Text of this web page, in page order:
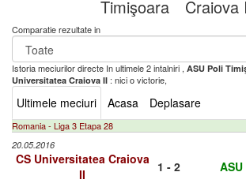
Timişoara
Craiova
Comparatie rezultate in
Istoria meciurilor directe In ultimele 2 intalniri , ASU Poli
Universitatea Craiova II : nici o victorie,
Ultimele meciuri Acasa Deplasare
Romania - Liga 3 Etapa 28
20.05.2016
CS Universitatea Craiova
II
1 - 2